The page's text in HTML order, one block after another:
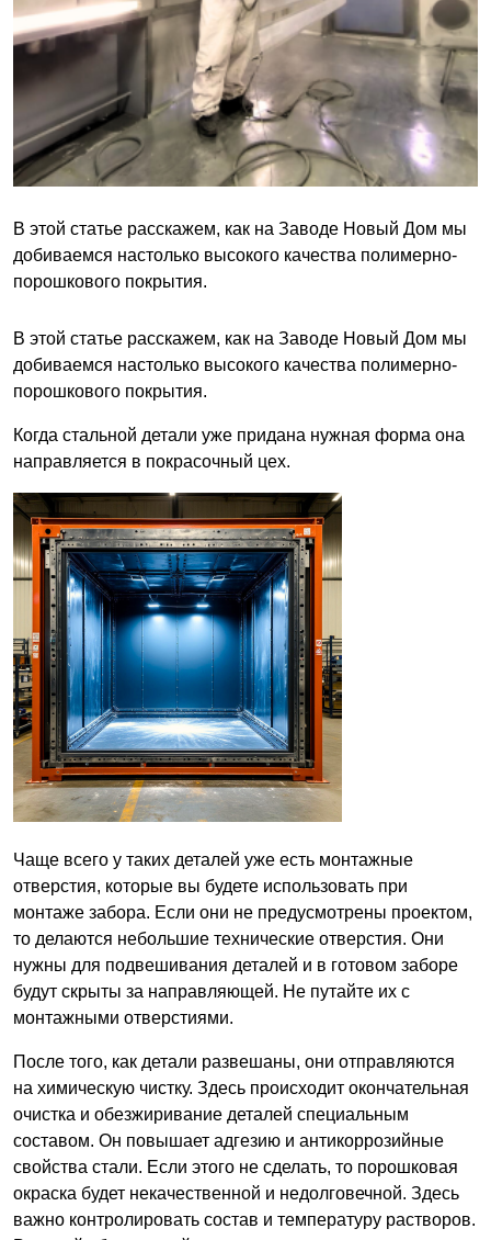
В этой статье расскажем, как на Заводе Новый Дом мы
добиваемся настолько высокого качества полимерно-
порошкового покрытия.
В этой статье расскажем, как на Заводе Новый Дом мы
добиваемся настолько высокого качества полимерно-
порошкового покрытия.
Когда стальной детали уже придана нужная форма она
направляется в покрасочный цех.
Чаще всего у таких деталей уже есть монтажные
отверстия, которые вы будете использовать при
монтаже забора. Если они не предусмотрены проектом,
то делаются небольшие технические отверстия. Они
нужны для подвешивания деталей и в готовом заборе
будут скрыты за направляющей. Не путайте их с
монтажными отверстиями.
После того, как детали развешаны, они отправляются
на химическую чистку. Здесь происходит окончательная
очистка и обезжиривание деталей специальным
составом. Он повышает адгезию и антикоррозийные
свойства стали. Если этого не сделать, то порошковая
окраска будет некачественной и недолговечной. Здесь
важно контролировать состав и температуру растворов.